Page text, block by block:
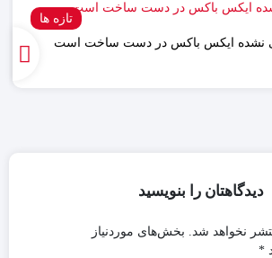
نشده ایکس باکس در دست ساخت است
تازه ها
دیدگاهتان را بنویسید
نخواهد شد.
بخش‌های موردنیاز
*